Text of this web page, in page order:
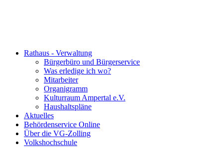
Rathaus - Verwaltung
Bürgerbüro und Bürgerservice
Was erledige ich wo?
Mitarbeiter
Organigramm
Kulturraum Ampertal e.V.
Haushaltspläne
Aktuelles
Behördenservice Online
Über die VG-Zolling
Volkshochschule